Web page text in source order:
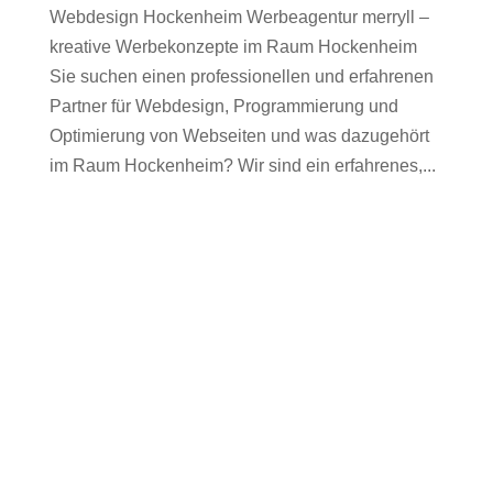
Webdesign Hockenheim Werbeagentur merryll –
kreative Werbekonzepte im Raum Hockenheim
Sie suchen einen professionellen und erfahrenen
Partner für Webdesign, Programmierung und
Optimierung von Webseiten und was dazugehört
im Raum Hockenheim? Wir sind ein erfahrenes,...